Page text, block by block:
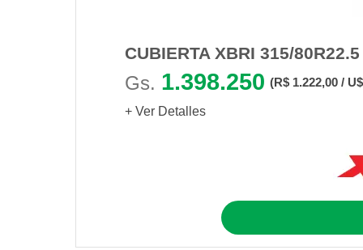
CUBIERTA XBRI 315/
Gs. 1.398.250 (R$ 1.222,00 /
+ Ver Detalles